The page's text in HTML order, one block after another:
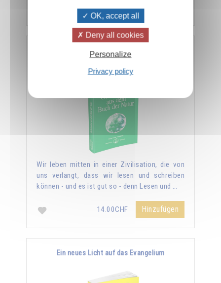
14.00CHF Hinzufügen
Geheimnisse aus dem Buch der Natur
Wir leben mitten in einer Zivilisation, die von
uns verlangt, dass wir lesen und schreiben
können - und es ist gut so - denn Lesen und …
14.00CHF Hinzufügen
Ein neues Licht auf das Evangelium
OK, accept all
Deny all cookies
Personalize
Privacy policy